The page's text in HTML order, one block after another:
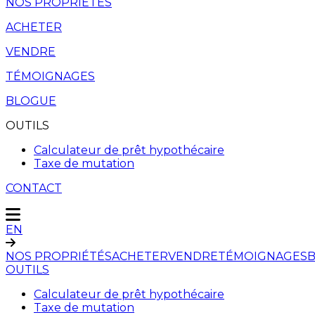
ACHETER
VENDRE
TÉMOIGNAGES
BLOGUE
OUTILS
Calculateur de prêt hypothécaire
Taxe de mutation
CONTACT
EN
NOS PROPRIÉTÉSACHETERVENDRETÉMOIGNAGES
OUTILS
Calculateur de prêt hypothécaire
Taxe de mutation